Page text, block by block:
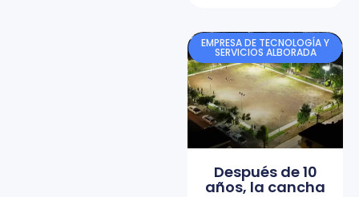
EMPRESA DE TECNOLOGÍA Y
SERVICIOS ALBORADA
Después de 10
años, la cancha